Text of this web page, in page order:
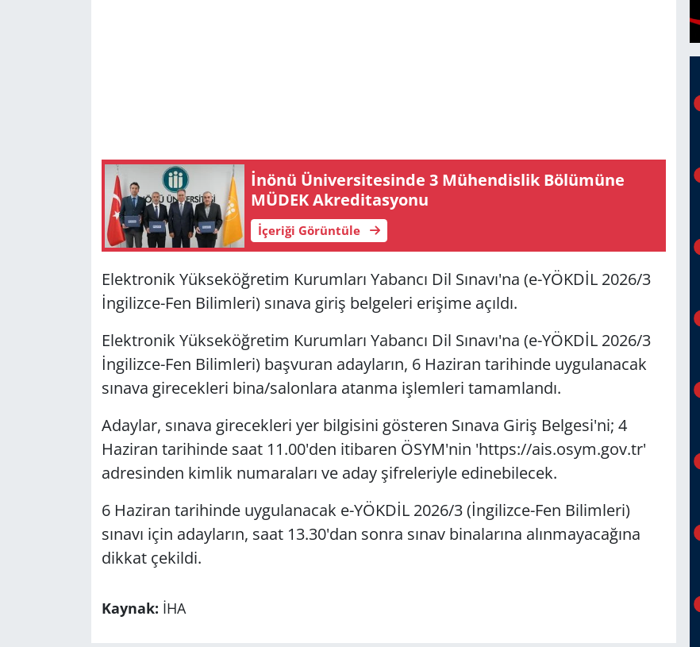
İnönü Üniversitesinde 3 Mühendislik Bölümüne
MÜDEK Akreditasyonu
İçeriği Görüntüle
Elektronik Yükseköğretim Kurumları Yabancı Dil Sınavı'na (e-YÖKDİL 2026/3
İngilizce-Fen Bilimleri) sınava giriş belgeleri erişime açıldı.
Elektronik Yükseköğretim Kurumları Yabancı Dil Sınavı'na (e-YÖKDİL 2026/3
İngilizce-Fen Bilimleri) başvuran adayların, 6 Haziran tarihinde uygulanacak
sınava girecekleri bina/salonlara atanma işlemleri tamamlandı.
Adaylar, sınava girecekleri yer bilgisini gösteren Sınava Giriş Belgesi'ni; 4
Haziran tarihinde saat 11.00'den itibaren ÖSYM'nin 'https://ais.osym.gov.tr'
adresinden kimlik numaraları ve aday şifreleriyle edinebilecek.
6 Haziran tarihinde uygulanacak e-YÖKDİL 2026/3 (İngilizce-Fen Bilimleri)
sınavı için adayların, saat 13.30'dan sonra sınav binalarına alınmayacağına
dikkat çekildi.
Kaynak: İHA